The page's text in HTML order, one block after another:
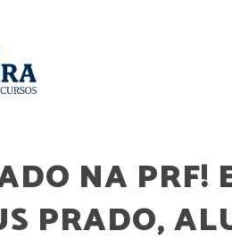
NA PRF!
PRADO,